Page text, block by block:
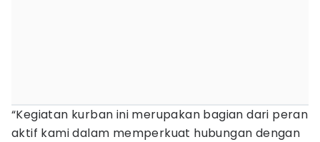
“Kegiatan kurban ini merupakan bagian dari peran
aktif kami dalam memperkuat hubungan dengan